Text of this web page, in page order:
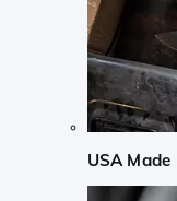
USA Made